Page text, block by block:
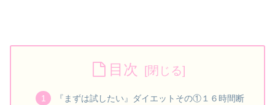
目次
『まずは試したい』ダイエットその①１６時間断